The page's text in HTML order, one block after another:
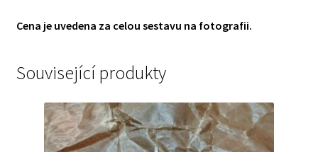
Cena je uvedena za celou sestavu na fotografii.
Související produkty